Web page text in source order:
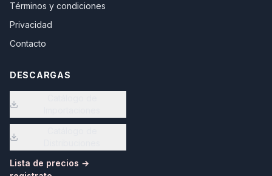
Términos y condiciones
Privacidad
Contacto
DESCARGAS
Lista de precios →